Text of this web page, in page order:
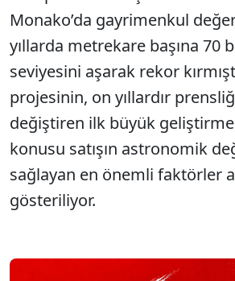
Monako’da gayrimenkul
yıllarda metrekare başına 70
seviyesini aşarak rekor
projesinin, on yıllardır
değiştiren ilk büyük geliştirme
konusu satışın astronomik
sağlayan en önemli faktörler
gösteriliyor.